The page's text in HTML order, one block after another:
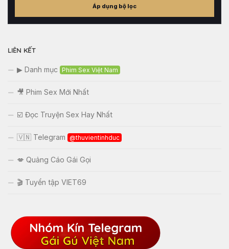
khảo
Áp dụng bộ lọc
LIÊN KẾT
▶ Danh mục Phim Sex Việt Nam
🎥 Phim Sex Mới Nhất
☑️ Đọc Truyện Sex Hay Nhất
🇻🇳 Telegram @thuvientinhduc
💋 Quảng Cáo Gái Gọi
🎬 Tuyển tập VIET69